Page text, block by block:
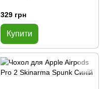
329 грн
Купити